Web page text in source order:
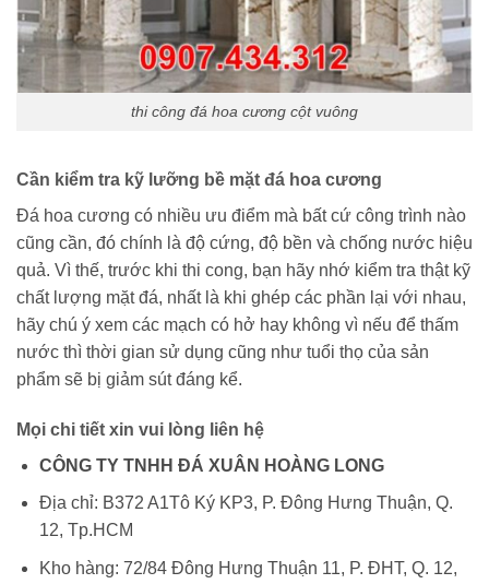
thi công đá hoa cương cột vuông
Cần kiểm tra kỹ lưỡng bề mặt đá hoa cương
Đá hoa cương có nhiều ưu điểm mà bất cứ công trình nào
cũng cần, đó chính là độ cứng, độ bền và chống nước hiệu
quả. Vì thế, trước khi thi cong, bạn hãy nhớ kiểm tra thật kỹ
chất lượng mặt đá, nhất là khi ghép các phần lại với nhau,
hãy chú ý xem các mạch có hở hay không vì nếu để thấm
nước thì thời gian sử dụng cũng như tuổi thọ của sản
phẩm sẽ bị giảm sút đáng kể.
Mọi chi tiết xin vui lòng liên hệ
CÔNG TY TNHH ĐÁ XUÂN HOÀNG LONG
Địa chỉ: B372 A1Tô Ký KP3, P. Đông Hưng Thuận, Q.
12, Tp.HCM
Kho hàng: 72/84 Đông Hưng Thuận 11, P. ĐHT, Q. 12,